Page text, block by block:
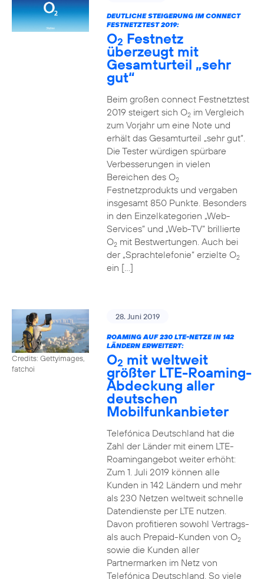
DEUTLICHE STEIGERUNG IM CONNECT
FESTNETZTEST 2019:
O2 Festnetz
überzeugt mit
Gesamturteil „sehr
gut“
Beim großen connect Festnetztest
2019 steigert sich O2im Vergleich
zum Vorjahr um eine Note und
erhält das Gesamturteil „sehr gut“.
Die Tester würdigen spürbare
Verbesserungen in vielen
Bereichen des O2
Festnetzprodukts und vergaben
insgesamt 850 Punkte. Besonders
in den Einzelkategorien „Web-
Services“ und „Web-TV“ brillierte
O2mit Bestwertungen. Auch bei
der „Sprachtelefonie“ erzielte O2
ein […]
Credits: Gettyimages,
fatchoi
28. Juni 2019
ROAMING AUF 230 LTE-NETZE IN 142
LÄNDERN ERWEITERT:
O2 mit weltweit
größter LTE-Roaming-
Abdeckung aller
deutschen
Mobilfunkanbieter
Telefónica Deutschland hat die
Zahl der Länder mit einem LTE-
Roamingangebot weiter erhöht:
Zum 1. Juli 2019 können alle
Kunden in 142 Ländern und mehr
als 230 Netzen weltweit schnelle
Datendienste per LTE nutzen.
Davon profitieren sowohl Vertrags-
als auch Prepaid-Kunden von O2
sowie die Kunden aller
Partnermarken im Netz von
Telefónica Deutschland. So viele